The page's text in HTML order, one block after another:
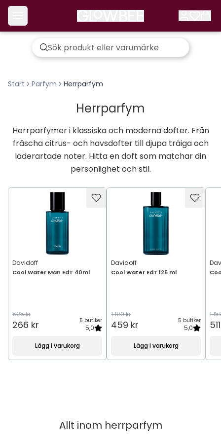
Start Parfym Herrparfym
Herrparfym
Herrparfymer i klassiska och moderna dofter. Från
fräscha citrus- och havsdofter till djupa träiga och
läderartade noter. Hitta en doft som matchar din
personlighet och stil.
Davidoff
Cool Water Man EdT 40ml
595 kr
266 kr 5 butiker
5,0
Lägg i varukorg
Davidoff
Cool Water EdT 125 ml
1 100 kr
459 kr 5 butiker
5,0
Lägg i varukorg
1
Allt inom herrparfym